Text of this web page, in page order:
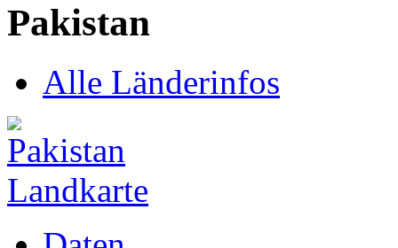
Pakistan
Alle Länderinfos